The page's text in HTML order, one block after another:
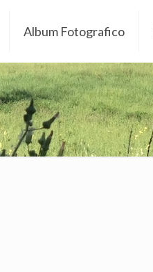
Album Fotografico